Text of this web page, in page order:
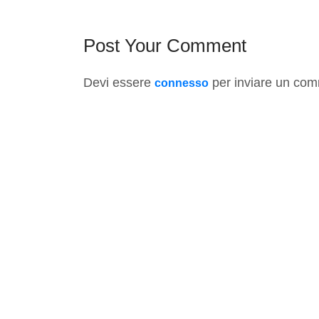
Post Your Comment
Devi essere connesso per inviare un